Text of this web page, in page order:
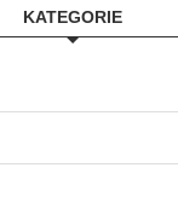
KATEGORIE